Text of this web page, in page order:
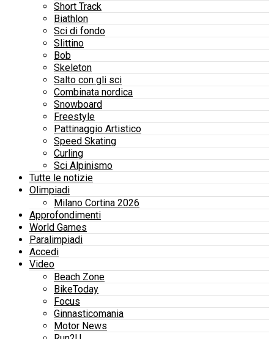
Short Track
Biathlon
Sci di fondo
Slittino
Bob
Skeleton
Salto con gli sci
Combinata nordica
Snowboard
Freestyle
Pattinaggio Artistico
Speed Skating
Curling
Sci Alpinismo
Tutte le notizie
Olimpiadi
Milano Cortina 2026
Approfondimenti
World Games
Paralimpiadi
Accedi
Video
Beach Zone
BikeToday
Focus
Ginnasticomania
Motor News